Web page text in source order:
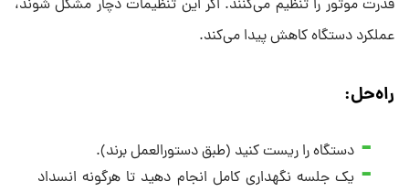
قدرت موتور را تنظیم می‌کنند. اگر این تنظیمات دچار مشکل شوند،
عملکرد دستگاه کاهش پیدا می‌کند.
راه‌حل:
دستگاه را ریست کنید (طبق دستورالعمل برند).
یک جلسه نگهداری کامل انجام دهید تا هرگونه انسداد